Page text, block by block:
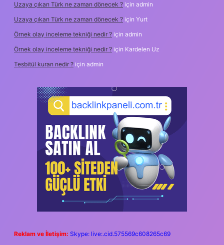
Uzaya çıkan Türk ne zaman dönecek ? için admin
Uzaya çıkan Türk ne zaman dönecek ? için Yurt
Örnek olay inceleme tekniği nedir ? için admin
Örnek olay inceleme tekniği nedir ? için Kardelen Uz
Tesbitül kuran nedir ? için admin
Reklam ve İletişim: Skype: live:.cid.575569c608265c69